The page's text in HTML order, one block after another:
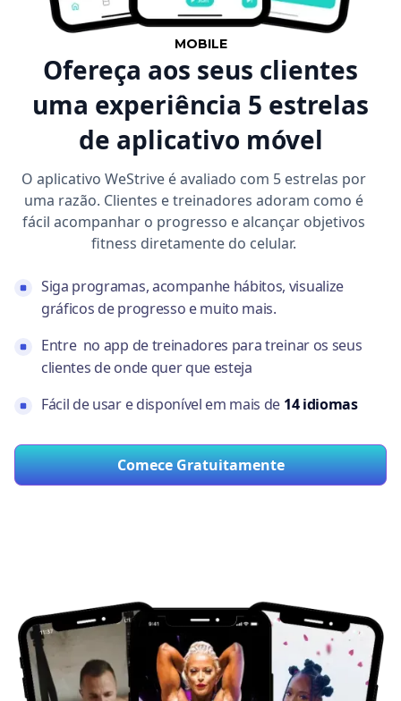
MOBILE
Ofereça aos seus clientes
uma experiência 5 estrelas
de aplicativo móvel
O aplicativo WeStrive é avaliado com 5 estrelas por
uma razão. Clientes e treinadores adoram como é
fácil acompanhar o progresso e alcançar objetivos
fitness diretamente do celular.
Siga programas, acompanhe hábitos, visualize
gráficos de progresso e muito mais.
Entre no app de treinadores para treinar os seus
clientes de onde quer que esteja
Fácil de usar e disponível em mais de 14 idiomas
Comece Gratuitamente